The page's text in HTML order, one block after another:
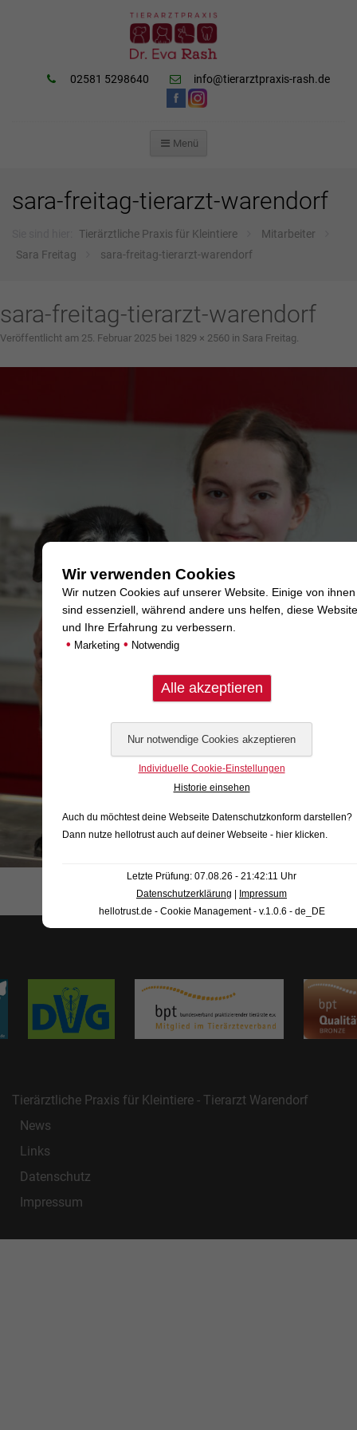
02581 5298640 info@tierarztpraxis-rash.de
Menü
SPRINGEN
sara-freitag-tierarzt-warendorf
Tierärztliche Praxis für Kleintiere
Mitarbeiter
Sara Freitag
sara-freitag-tierarzt-warendorf
sara-freitag-tierarzt-warendorf
Veröffentlicht am 25. Februar 2025 bei 1829 × 2560 in Sara Freitag.
Tierärztliche Praxis für Kleintiere - Tierarzt Warendorf
News
Links
Datenschutz
Impressum
Wir verwenden Cookies
Wir nutzen Cookies auf unserer Website. Einige von ihnen
sind essenziell, während andere uns helfen, diese Website
und Ihre Erfahrung zu verbessern.
• Marketing • Notwendig
Individuelle Cookie-Einstellungen
Historie einsehen
Auch du möchtest deine Webseite Datenschutzkonform darstellen?
Dann nutze hellotrust auch auf deiner Webseite - hier klicken
Letzte Prüfung: 07.08.26 - 21:42:11 Uhr
Datenschutzerklärung | Impressum
hellotrust.de - Cookie Management - v.1.0.6 - de_DE